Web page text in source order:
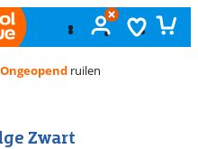
ruilen
Zwart